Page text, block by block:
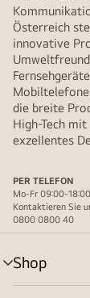
Österreich
innovative
Mobiltelefone
die breite
High-Tech
exzellentes
PER TELEFON
Mo-Fr 09:00-
Kontaktieren Sie
0800 0800 40
Shop
Menü
umschalten